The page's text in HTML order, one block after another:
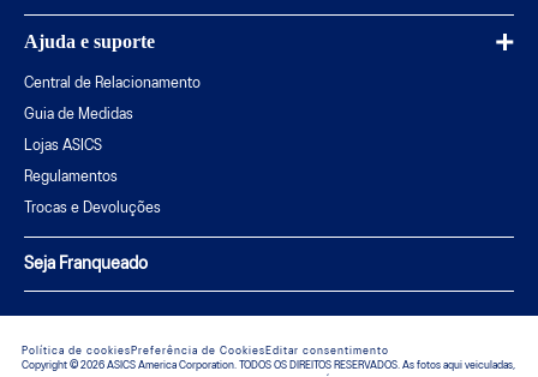
Ajuda e suporte
Central de Relacionamento
Guia de Medidas
Lojas ASICS
Regulamentos
Trocas e Devoluções
Seja Franqueado
Política de cookies Preferência de Cookies Editar consentimento
Copyright © 2026 ASICS America Corporation. TODOS OS DIREITOS RESERVADOS. As fotos aqui veiculadas,